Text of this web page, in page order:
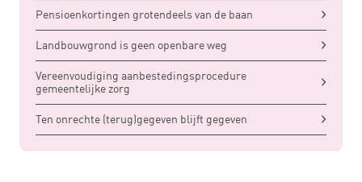
Pensioenkortingen grotendeels van de baan
Landbouwgrond is geen openbare weg
Vereenvoudiging aanbestedingsprocedure
gemeentelijke zorg
Ten onrechte (terug)gegeven blijft gegeven